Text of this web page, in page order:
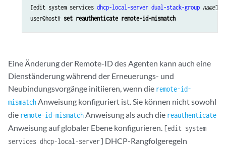
[edit system services dhcp-local-server dual-stack-group name]
user@host# set reauthenticate remote-id-mismatch
Eine Änderung der Remote-ID des Agenten kann auch eine
Dienständerung während der Erneuerungs- und
Neubindungsvorgänge initiieren, wenn die remote-id-
mismatchAnweisung konfiguriert ist. Sie können nicht sowohl
die remote-id-mismatchAnweisung als auch die reauthenticate
Anweisung auf globaler Ebene konfigurieren. [edit system
services dhcp-local-server] DHCP-Rangfolgeregeln